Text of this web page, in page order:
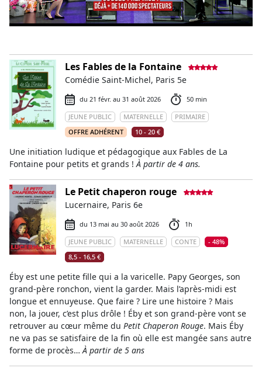
Les Fables de la Fontaine
Comédie Saint-Michel, Paris 5e
du 21 févr. au 31 août 2026
50 min
JEUNE PUBLIC
MATERNELLE
PRIMAIRE
OFFRE ADHÉRENT
10 - 20 €
Une initiation ludique et pédagogique aux Fables de La
Fontaine pour petits et grands !À partir de 4 ans.
Le Petit chaperon rouge
Lucernaire, Paris 6e
du 13 mai au 30 août 2026
1h
JEUNE PUBLIC
MATERNELLE CONTE
- 48%
8,5 - 16,5 €
Éby est une petite fille qui a la varicelle. Papy Georges, son
grand-père ronchon, vient la garder. Mais l’après-midi est
longue et ennuyeuse. Que faire ? Lire une histoire ? Mais
non, la jouer, c’est plus drôle ! Éby et son grand-père vont se
retrouver au cœur même du Petit Chaperon Rouge. Mais Éby
ne va pas se satisfaire de la fin où elle est mangée sans autre
forme de procès…À partir de 5 ans